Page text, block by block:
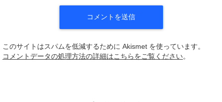
このサイトはスパムを低減するために Akismet を使っています。
コメントデータの処理方法の詳細はこちらをご覧ください。